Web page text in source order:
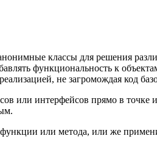
классы для решения
функциональность к
не загромождая код
или интерфейсов прямо в
или метода, или же